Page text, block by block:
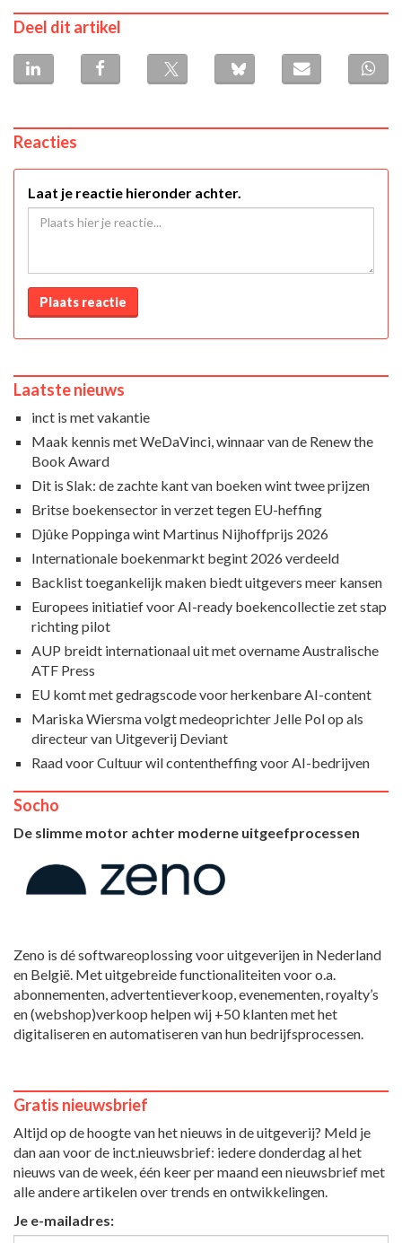
Deel dit artikel
Reacties
Laat je reactie hieronder achter.
Plaats reactie
Laatste nieuws
inct is met vakantie
Maak kennis met WeDaVinci, winnaar van de Renew the
Book Award
Dit is Slak: de zachte kant van boeken wint twee prijzen
Britse boekensector in verzet tegen EU-heffing
Djûke Poppinga wint Martinus Nijhoffprijs 2026
Internationale boekenmarkt begint 2026 verdeeld
Backlist toegankelijk maken biedt uitgevers meer kansen
Europees initiatief voor AI-ready boekencollectie zet stap
richting pilot
AUP breidt internationaal uit met overname Australische
ATF Press
EU komt met gedragscode voor herkenbare AI-content
Mariska Wiersma volgt medeoprichter Jelle Pol op als
directeur van Uitgeverij Deviant
Raad voor Cultuur wil contentheffing voor AI-bedrijven
Socho
De slimme motor achter moderne uitgeefprocessen
Zeno is dé softwareoplossing voor uitgeverijen in Nederland
en België. Met uitgebreide functionaliteiten voor o.a.
abonnementen, advertentieverkoop, evenementen, royalty’s
en (webshop)verkoop helpen wij +50 klanten met het
digitaliseren en automatiseren van hun bedrijfsprocessen.
Gratis nieuwsbrief
Altijd op de hoogte van het nieuws in de uitgeverij? Meld je
dan aan voor de inct.nieuwsbrief: iedere donderdag al het
nieuws van de week, één keer per maand een nieuwsbrief met
alle andere artikelen over trends en ontwikkelingen.
Je e-mailadres: